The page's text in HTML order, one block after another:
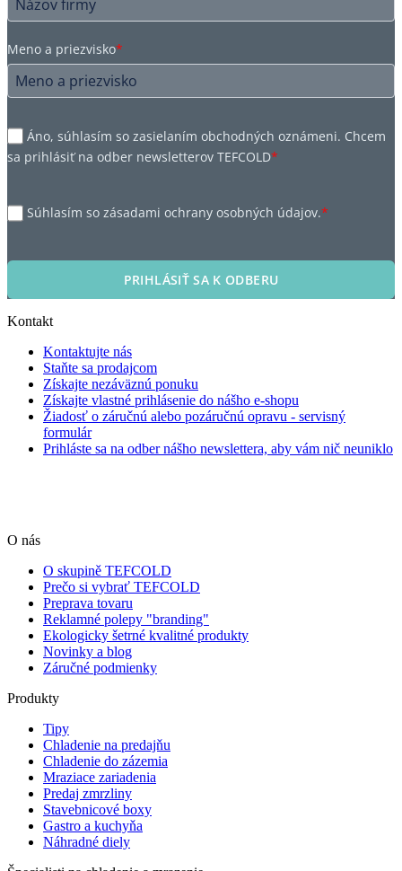
Meno a priezvisko*
Áno, súhlasím so zasielaním obchodných oznámeni. Chcem
sa prihlásiť na odber newsletterov TEFCOLD*
Súhlasím so zásadami ochrany osobných údajov.*
PRIHLÁSIŤ SA K ODBERU
Kontakt
Kontaktujte nás
Staňte sa prodajcom
Získajte nezáväznú ponuku
Získajte vlastné prihlásenie do nášho e-shopu
Žiadosť o záručnú alebo pozáručnú opravu - servisný
formulár
Prihláste sa na odber nášho newslettera, aby vám nič neuniklo
O nás
O skupině TEFCOLD
Prečo si vybrať TEFCOLD
Preprava tovaru
Reklamné polepy "branding"
Ekologicky šetrné kvalitné produkty
Novinky a blog
Záručné podmienky
Produkty
Tipy
Chladenie na predajňu
Chladenie do zázemia
Mraziace zariadenia
Predaj zmrzliny
Stavebnicové boxy
Gastro a kuchyňa
Náhradné diely